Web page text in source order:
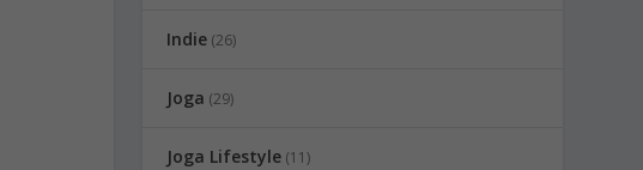
Indie(26)
Joga (29)
Joga Lifestyle(11)